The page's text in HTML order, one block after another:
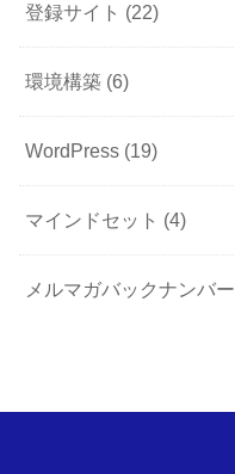
登録サイト (22)
環境構築 (6)
WordPress (19)
マインドセット (4)
メルマガバックナンバー